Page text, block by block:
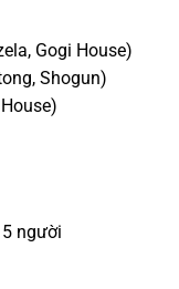
Gogi House)
Shogun)
người